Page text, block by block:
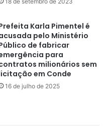
Karla Pimentel é
pelo Ministério
de fabricar
para
milionários sem
em Conde
16 de julho de 2025